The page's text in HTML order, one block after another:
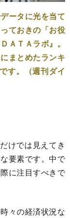
ータに光を当て
ておきの「お役
ＡＴＡラボ』。
まとめたランキ
す。（週刊ダイ
けでは見えてき
要素です。中で
に注目すべきで
々の経済状況な